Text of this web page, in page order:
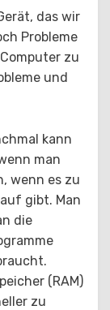
das wir
Probleme
zu
und
kann
man
wenn es zu
gibt. Man
die
(RAM)
zu